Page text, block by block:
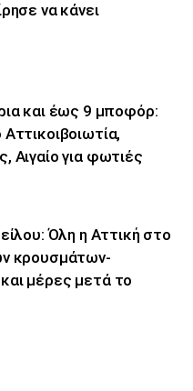
να κάνει
και έως 9 μποφόρ:
Αιγαίο για φωτιές
Όλη η Αττική στο
κρουσμάτων-
μέρες μετά το